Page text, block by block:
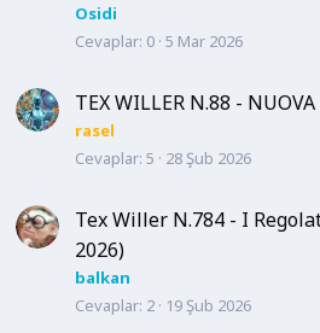
Osidi
Cevaplar 0 5 Mar 2026
TEX WILLER N.88 -
rasel
Cevaplar 5 28 Şub 2026
Tex Willer N.784 - I
2026)
balkan
Cevaplar 2 19 Şub 2026